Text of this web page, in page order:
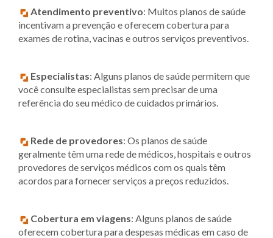
Atendimento preventivo: Muitos planos de saúde
incentivam a prevenção e oferecem cobertura para
exames de rotina, vacinas e outros serviços preventivos.
Especialistas: Alguns planos de saúde permitem que
você consulte especialistas sem precisar de uma
referência do seu médico de cuidados primários.
Rede de provedores: Os planos de saúde
geralmente têm uma rede de médicos, hospitais e outros
provedores de serviços médicos com os quais têm
acordos para fornecer serviços a preços reduzidos.
Cobertura em viagens: Alguns planos de saúde
oferecem cobertura para despesas médicas em caso de